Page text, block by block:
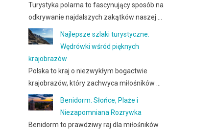
Turystyka polarna to fascynujący sposób na
odkrywanie najdalszych zakątków naszej …
Najlepsze szlaki turystyczne:
Wędrówki wśród pięknych
krajobrazów
Polska to kraj o niezwykłym bogactwie
krajobrazów, który zachwyca miłośników …
Benidorm: Słońce, Plaże i
Niezapomniana Rozrywka
Benidorm to prawdziwy raj dla miłośników